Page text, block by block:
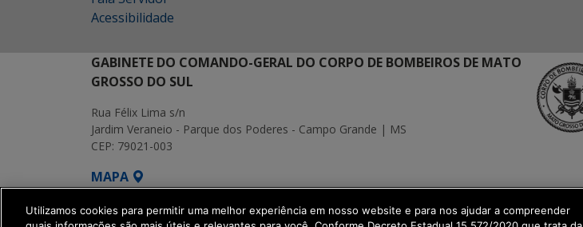
Acessibilidade
GABINETE DO COMANDO-GERAL DO CORPO DE BOMBEIROS DE MATO
GROSSO DO SUL
Rua Félix Lima s/n
Jardim Veraneio - Parque dos Poderes - Campo Grande | MS
CEP: 79021-003
MAPA
SETDIG | Secretaria-Executiva de Transformação Digital
Utilizamos cookies para permitir uma melhor experiência em nosso website e para nos ajudar a compreender